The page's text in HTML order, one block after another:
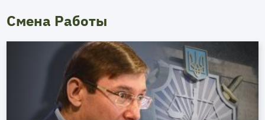
Смена Работы